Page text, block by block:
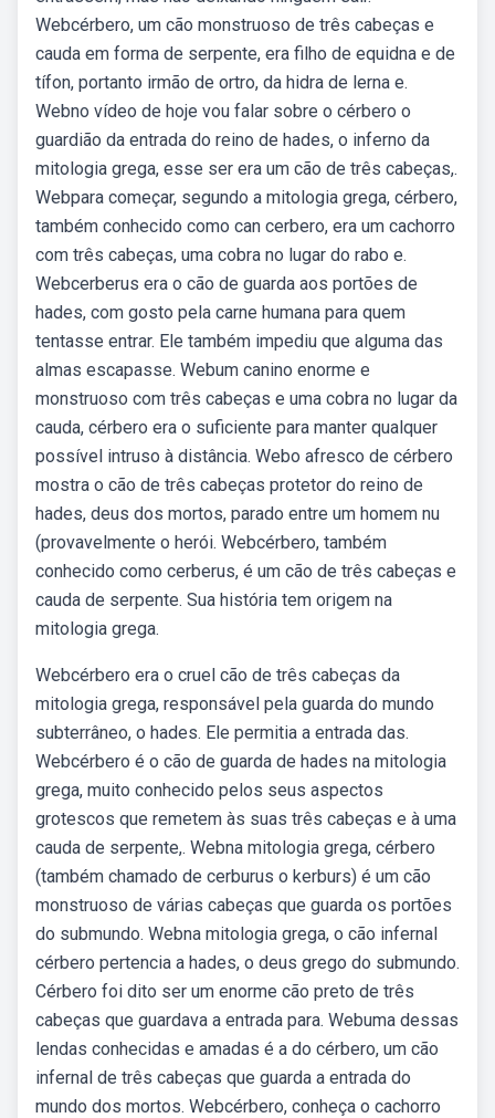
Webcérbero, um cão monstruoso de três cabeças e
cauda em forma de serpente, era filho de equidna e de
tífon, portanto irmão de ortro, da hidra de lerna e.
Webno vídeo de hoje vou falar sobre o cérbero o
guardião da entrada do reino de hades, o inferno da
mitologia grega, esse ser era um cão de três cabeças,.
Webpara começar, segundo a mitologia grega, cérbero,
também conhecido como can cerbero, era um cachorro
com três cabeças, uma cobra no lugar do rabo e.
Webcerberus era o cão de guarda aos portões de
hades, com gosto pela carne humana para quem
tentasse entrar. Ele também impediu que alguma das
almas escapasse. Webum canino enorme e
monstruoso com três cabeças e uma cobra no lugar da
cauda, cérbero era o suficiente para manter qualquer
possível intruso à distância. Webo afresco de cérbero
mostra o cão de três cabeças protetor do reino de
hades, deus dos mortos, parado entre um homem nu
(provavelmente o herói. Webcérbero, também
conhecido como cerberus, é um cão de três cabeças e
cauda de serpente. Sua história tem origem na
mitologia grega.
Webcérbero era o cruel cão de três cabeças da
mitologia grega, responsável pela guarda do mundo
subterrâneo, o hades. Ele permitia a entrada das.
Webcérbero é o cão de guarda de hades na mitologia
grega, muito conhecido pelos seus aspectos
grotescos que remetem às suas três cabeças e à uma
cauda de serpente,. Webna mitologia grega, cérbero
(também chamado de cerburus o kerburs) é um cão
monstruoso de várias cabeças que guarda os portões
do submundo. Webna mitologia grega, o cão infernal
cérbero pertencia a hades, o deus grego do submundo.
Cérbero foi dito ser um enorme cão preto de três
cabeças que guardava a entrada para. Webuma dessas
lendas conhecidas e amadas é a do cérbero, um cão
infernal de três cabeças que guarda a entrada do
mundo dos mortos. Webcérbero, conheça o cachorro